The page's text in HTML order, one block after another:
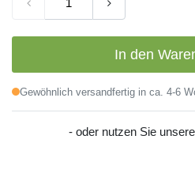
In den
Gewöhnlich versandfertig in ca. 4-6
- oder nutzen Sie